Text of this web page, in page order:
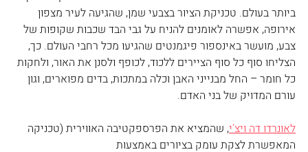
ביותר בעולם. טכניקת הציור בצבעי שמן, שהגיעה לעיר מצפון
אירופה, אפשרה לאומנים להניח על גבי הבד שכבות שקופות של
צבע, מועשר באינספור פיגמנטים שהגיעו מכל רחבי העולם. כך,
הצליחו סוף כל סוף הציירים ללכוד, לכופף ולסנן את האור, ולחקות
כל חומר – החל מבנייני האבן וכלה במתכות, בדים מפוארים, וגון
עורם המדויק של בני האדם.
לאונרדו דה ויצ'י, שהמציא את הפרספקטיבה האווירית (טכניקה
המאפשרת לצקת עומק בציורים באמצעות